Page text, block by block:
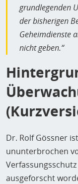
grundlegenden
der bisherigen
Geheimdienste
nicht geben.“
Dr. Rolf Gössner
ununterbrochen
ausgeforscht